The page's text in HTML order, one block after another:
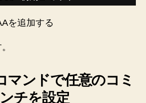
を追加する
マンドで任意のコミ
チを設定